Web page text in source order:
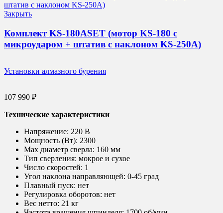
Закрыть
Комплект KS-180ASET (мотор KS-180 с
микроударом + штатив с наклоном KS-250А)
Установки алмазного бурения
107 990 ₽
Технические характеристики
Напряжение: 220 В
Мощность (Вт): 2300
Max диаметр сверла: 160 мм
Тип сверления: мокрое и сухое
Число скоростей: 1
Угол наклона направляющей: 0-45 град
Плавный пуск: нет
Регулировка оборотов: нет
Вес нетто: 21 кг